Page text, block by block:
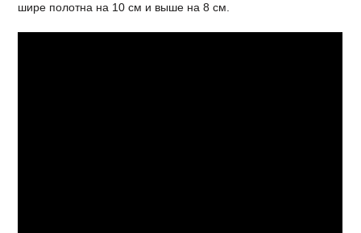
шире полотна на 10 см и выше на 8 см.